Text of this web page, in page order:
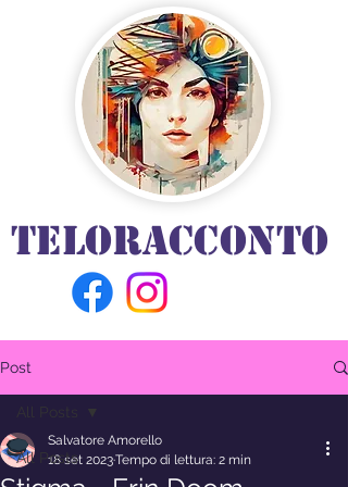
TELORACCONTO
Post
All Posts
Salvatore Amorello
18 set 2023Tempo di lettura: 2 min